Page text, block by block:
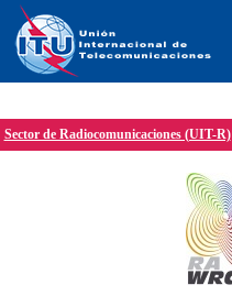
Sector de Radiocomunicaciones (UIT-R)